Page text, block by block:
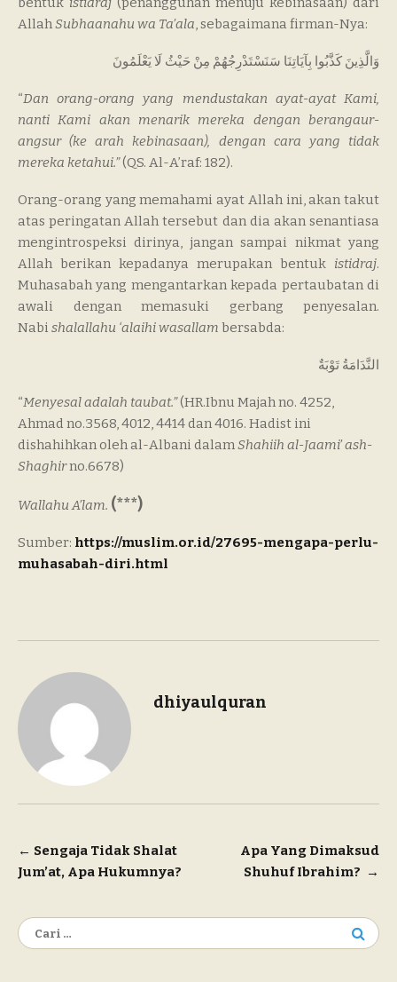
AllahSubhaanahu wa Ta’ala, sebagaimana firman-Nya:
وَالَّذِينَ كَذَّبُوا بِآيَاتِنَا سَنَسْتَدْرِجُهُمْ مِنْ حَيْثُ لَا يَعْلَمُونَ
“Dan orang-orang yang mendustakan ayat-ayat Kami,
nanti Kami akan menarik mereka dengan berangaur-
angsur (ke arah kebinasaan), dengan cara yang tidak
mereka ketahui.”(QS. Al-A’raf: 182).
Orang-orang yang memahami ayat Allah ini, akan takut
atas peringatan Allah tersebut dan dia akan senantiasa
mengintrospeksi dirinya, jangan sampai nikmat yang
Allah berikan kepadanya merupakan bentuk istidraj.
Muhasabah yang mengantarkan kepada pertaubatan di
awali dengan memasuki gerbang penyesalan.
Nabi shalallahu ‘alaihi wasallam bersabda:
النَّدَامَةُ تَوْبَةٌ
“Menyesal adalah taubat.”(HR.Ibnu Majah no. 4252,
Ahmad no.3568, 4012, 4414 dan 4016. Hadist ini
dishahihkan oleh al-Albani dalamShahiih al-Jaami’ ash-
Shaghirno.6678)
Wallahu A’lam. (***)
Sumber: https://muslim.or.id/27695-mengapa-perlu-
muhasabah-diri.html
dhiyaulquran
Navigasi
pos
← Sengaja Tidak Shalat
Jum’at, Apa Hukumnya?
Apa Yang Dimaksud
Shuhuf Ibrahim? →
Cari
untuk: